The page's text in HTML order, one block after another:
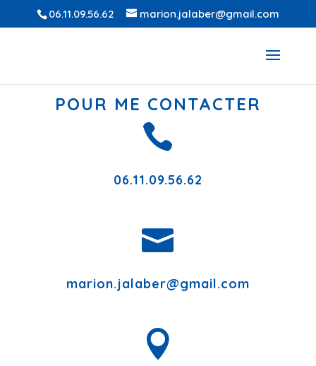
06.11.09.56.62 marion.jalaber@gmail.com
POUR ME CONTACTER

06.11.09.56.62

marion.jalaber@gmail.com
